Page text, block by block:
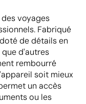
voyages
Fabriqué
de détails en
d'autres
rembourré
soit mieux
un accès
ou les